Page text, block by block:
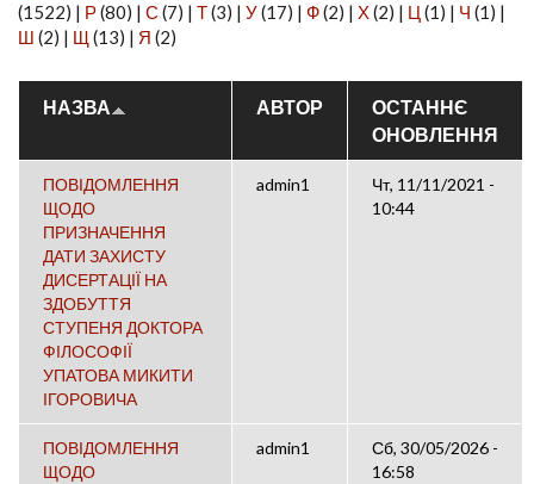
(1522) | Р(80) | С (7) | Т(3) | У(17) | Ф(2) | Х(2) | Ц (1) | Ч (1) |
Ш (2) | Щ (13) | Я (2)
НАЗВА АВТОР
ОСТАННЄ
ОНОВЛЕННЯ
ПОВІДОМЛЕННЯ
ЩОДО
ПРИЗНАЧЕННЯ
ДАТИ ЗАХИСТУ
ДИСЕРТАЦІЇ НА
ЗДОБУТТЯ
СТУПЕНЯ ДОКТОРА
ФІЛОСОФІЇ
УПАТОВА МИКИТИ
ІГОРОВИЧА
admin1
Чт, 11/11/2021 -
10:44
ПОВІДОМЛЕННЯ
ЩОДО
admin1
Сб, 30/05/2026 -
16:58